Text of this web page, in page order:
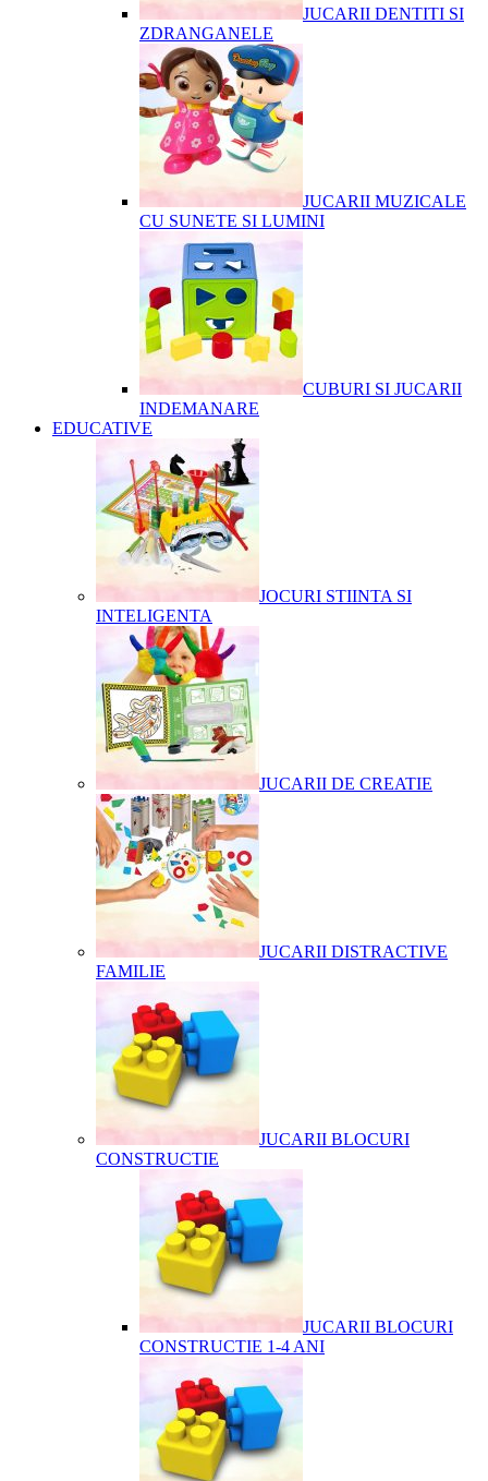
JUCARII DENTITI SI
ZDRANGANELE
JUCARII MUZICALE
CU SUNETE SI LUMINI
CUBURI SI JUCARII
INDEMANARE
EDUCATIVE
JOCURI STIINTA SI
INTELIGENTA
JUCARII DE CREATIE
JUCARII DISTRACTIVE
FAMILIE
JUCARII BLOCURI
CONSTRUCTIE
JUCARII BLOCURI
CONSTRUCTIE 1-4 ANI